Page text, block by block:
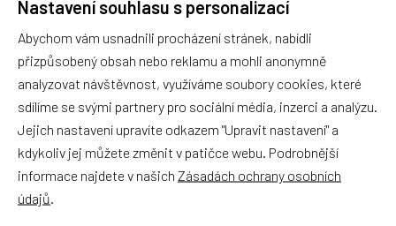
pro sady MÓDA
ST5413
Krystalový Dinosaurus
ST9009
Nastavení souhlasu s personalizací
Abychom vám usnadnili procházení stránek, nabídli
přizpůsobený obsah nebo reklamu a mohli anonymně
analyzovat návštěvnost, využíváme soubory cookies, které
sdílíme se svými partnery pro sociální média, inzerci a analýzu.
Jejich nastavení upravíte odkazem "Upravit nastavení" a
kdykoliv jej můžete změnit v patičce webu. Podrobnější
informace najdete v našich Zásadách ochrany osobních
údajů